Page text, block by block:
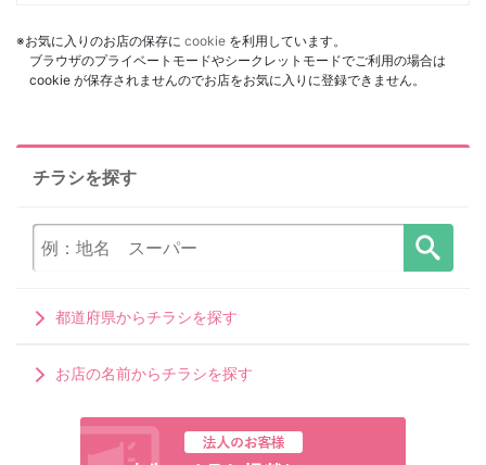
※お気に入りのお店の保存に cookie を利用しています。
ブラウザのプライベートモードやシークレットモードでご利用の場合は
cookie が保存されませんのでお店をお気に入りに登録できません。
チラシを探す
都道府県からチラシを探す
お店の名前からチラシを探す